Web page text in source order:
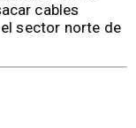
cables
sector norte de